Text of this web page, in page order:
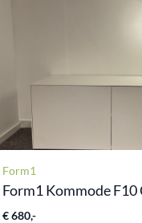
Form1
€ 680,-